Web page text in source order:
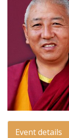
Event details